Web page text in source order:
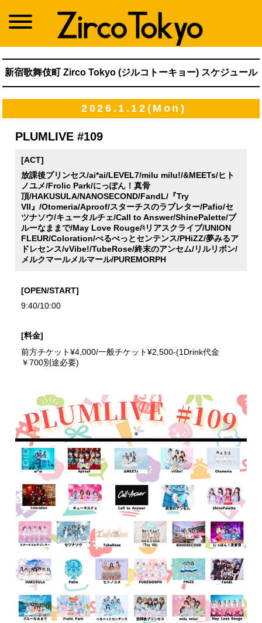
新宿歌舞伎町 Zirco Tokyo (ジルコトーキョー) スケジュール
2026.1.12(Mon)
PLUMLIVE #109
[ACT]
放課後プリンセス/ai*ai/LEVEL7/milu milu!/&MEETs/ヒト
ノユメ/Frolic Park/にっぽん！真骨
頂/HAKUSULA/NANOSECOND/FandL/『Try
VII』/Otomeria/Aproof/スターチスのラブレター/Pafio/セ
ツナソウ/キュータルチェ/Call to Answer/ShinePalette/ブ
ルーなままで/May Love Rouge/♮リアスクライブ/UNION
FLEUR/Coloration/べるべっとセンテンス/PHiZZ/夢みるア
ドレセンス/vVibe!/TubeRose/終末のアンセム/リルリボン/
メルクマールメルマール/PUREMORPH
[OPEN/START]
9:40/10:00
[料金]
前方チケット¥4,000/一般チケット¥2,500-(1Drink代金
￥700別途必要)